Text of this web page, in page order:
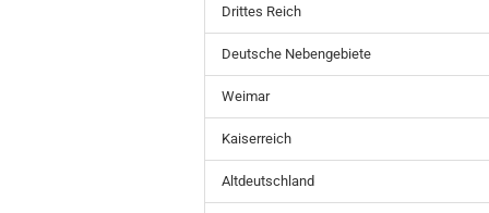
Drittes Reich
Deutsche Nebengebiete
Weimar
Kaiserreich
Altdeutschland